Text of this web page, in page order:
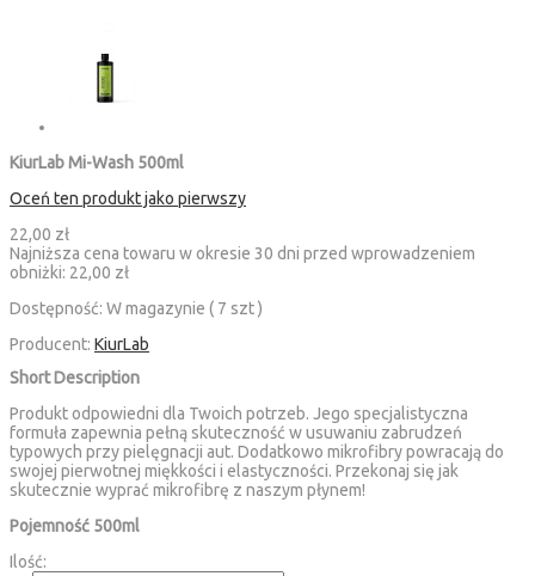
KiurLab Mi-Wash 500ml
Oceń ten produkt jako pierwszy
22,00 zł
Najniższa cena towaru w okresie 30 dni przed wprowadzeniem
obniżki: 22,00 zł
Dostępność: W magazynie ( 7 szt )
Producent: KiurLab
Short Description
Produkt odpowiedni dla Twoich potrzeb. Jego specjalistyczna
formuła zapewnia pełną skuteczność w usuwaniu zabrudzeń
typowych przy pielęgnacji aut. Dodatkowo mikrofibry powracają do
swojej pierwotnej miękkości i elastyczności. Przekonaj się jak
skutecznie wyprać mikrofibrę z naszym płynem!
Pojemność 500ml
Ilość: